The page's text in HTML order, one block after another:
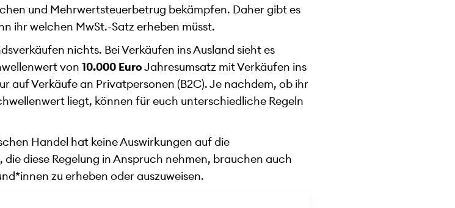
und Mehrwertsteuerbetrug bekämpfen. Daher gibt es
ihr welchen MwSt.-Satz erheben müsst.
nichts. Bei Verkäufen ins Ausland sieht es
von10.000 EuroJahresumsatz mit Verkäufen ins
auf Verkäufe an Privatpersonen (B2C). Je nachdem, ob ihr
liegt, können für euch unterschiedliche Regeln
Handel hat keine Auswirkungen auf die
diese Regelung in Anspruch nehmen, brauchen auch
zu erheben oder auszuweisen.